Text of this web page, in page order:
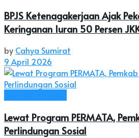
BPJS Ketenagakerjaan Ajak
Keringanan Iuran 50 Persen
by Cahya Sumirat
9 April 2026
Lewat Program PERMATA,
Perlindungan Sosial